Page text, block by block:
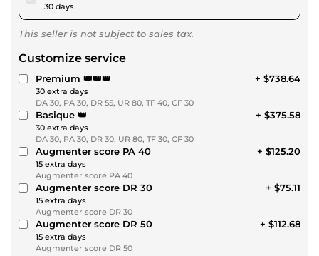
30 days
This seller is not subject to sales tax.
Customize service
Premium 👑👑👑
30 extra days
DA 30, PA 30, DR 55, UR 80, TF 40, CF 30
+ $738.64
Basique 👑
30 extra days
DA 30, PA 30, DR 30, UR 80, TF 30, CF 30
+ $375.58
Augmenter score PA 40
15 extra days
Augmenter score PA 40
+ $125.20
Augmenter score DR 30
15 extra days
Augmenter score DR 30
+ $75.11
Augmenter score DR 50
15 extra days
Augmenter score DR 50
+ $112.68